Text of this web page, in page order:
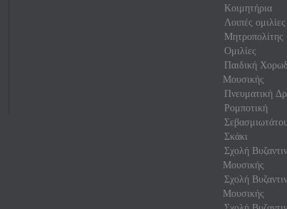
Κοιμητήρια
Λοιπές ομιλίες
Μητροπολίτης
Ομιλίες
Παιδική
Μουσικής
Πνευματική
Ρομποτική
Σκάκι
Σχολή
Μουσικής
Σχολή
Μουσικής